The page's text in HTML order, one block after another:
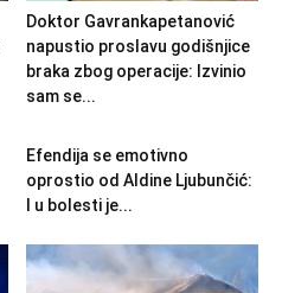
Doktor Gavrankapetanović
napustio proslavu godišnjice
braka zbog operacije: Izvinio
sam se...
Efendija se emotivno
oprostio od Aldine Ljubunčić:
I u bolesti je...